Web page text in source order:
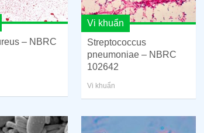
– NBRC
Vi khuẩn
Streptococcus
pneumoniae – NBRC
102642
Vi khuẩn